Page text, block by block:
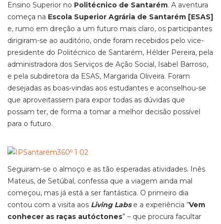
Ensino Superior no Politécnico de Santarém. A aventura
começa na Escola Superior Agrária de Santarém [ESAS]
e, rumo em direção a um futuro mais claro, os participantes
dirigiram-se ao auditório, onde foram recebidos pelo vice-
presidente do Politécnico de Santarém, Hélder Pereira, pela
administradora dos Serviços de Ação Social, Isabel Barroso,
e pela subdiretora da ESAS, Margarida Oliveira. Foram
desejadas as boas-vindas aos estudantes e aconselhou-se
que aproveitassem para expor todas as dúvidas que
possam ter, de forma a tomar a melhor decisão possível
para o futuro.
Seguiram-se o almoço e as tão esperadas atividades. Inês
Mateus, de Setúbal, confessa que a viagem ainda mal
começou, mas já está a ser fantástica. O primeiro dia
contou com a visita aos Living Labs e a experiência “Vem
conhecer as raças autóctones” – que procura facultar